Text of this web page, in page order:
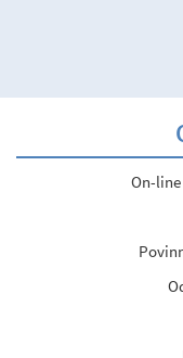
On-